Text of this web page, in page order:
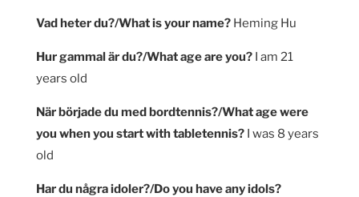
Vad heter du?/What is your name?Heming Hu
Hur gammal är du?/What age are you?I am 21
years old
När började du med bordtennis?/What age were
you when you start with tabletennis?I was 8 years
old
Har du några idoler?/Do you have any idols?